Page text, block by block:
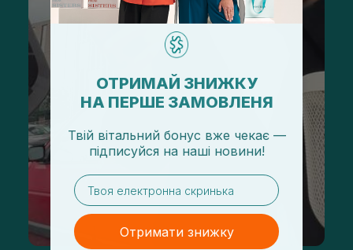
ОТРИМАЙ ЗНИЖКУ
НА ПЕРШЕ ЗАМОВЛЕНЯ
Твій вітальний бонус вже чекає —
підписуйся на наші новини!
email
Отримати знижку